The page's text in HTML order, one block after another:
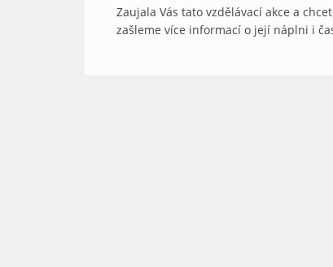
Zaujala Vás tato vzdělávací akce a
zašleme více informací o její náplni i